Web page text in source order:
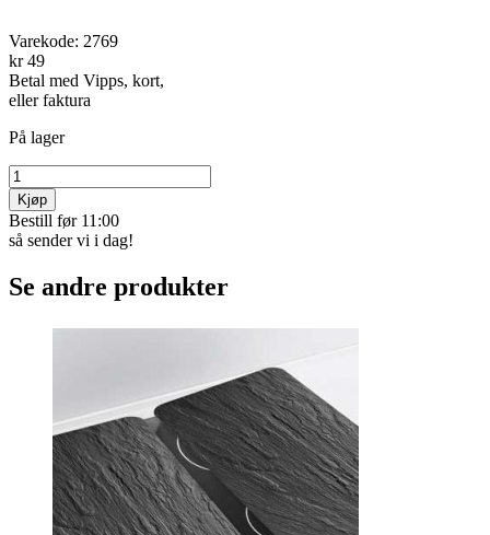
Varekode: 2769
kr 49
Betal med Vipps, kort,
eller faktura
På lager
Kjøp
Bestill før 11:00
så sender vi i dag!
Se andre produkter